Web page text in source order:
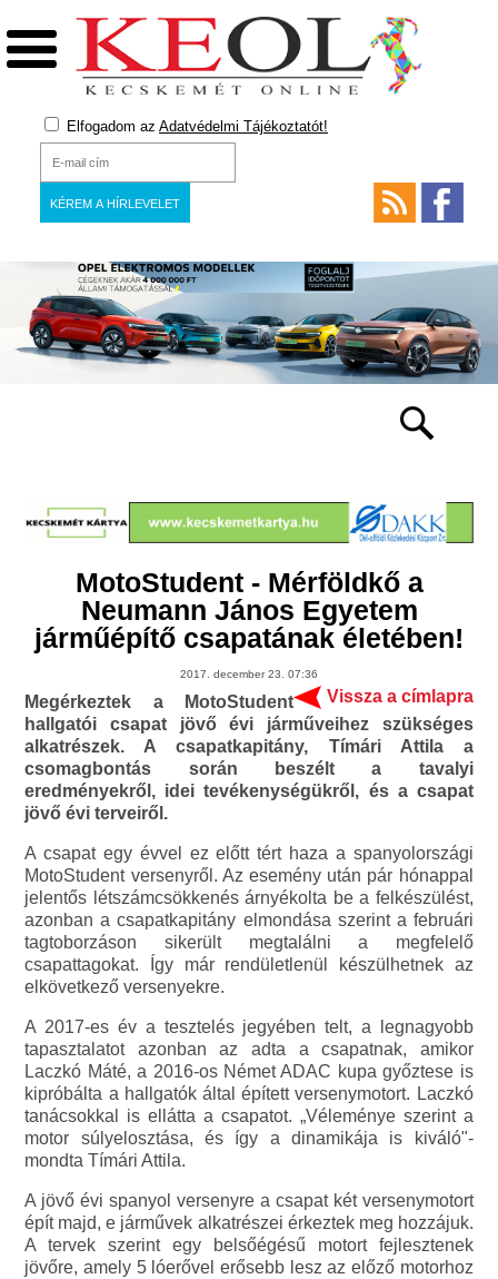
Elfogadom az Adatvédelmi Tájékoztatót!
MotoStudent - Mérföldkő a
Neumann János Egyetem
járműépítő csapatának életében!
2017. december 23. 07:36
Vissza a címlapra
Megérkeztek a MotoStudent
hallgatói csapat jövő évi járműveihez szükséges
alkatrészek. A csapatkapitány, Tímári Attila a
csomagbontás során beszélt a tavalyi
eredményekről, idei tevékenységükről, és a csapat
jövő évi terveiről.
A csapat egy évvel ez előtt tért haza a spanyolországi
MotoStudent versenyről. Az esemény után pár hónappal
jelentős létszámcsökkenés árnyékolta be a felkészülést,
azonban a csapatkapitány elmondása szerint a februári
tagtoborzáson sikerült megtalálni a megfelelő
csapattagokat. Így már rendületlenül készülhetnek az
elkövetkező versenyekre.
A 2017-es év a tesztelés jegyében telt, a legnagyobb
tapasztalatot azonban az adta a csapatnak, amikor
Laczkó Máté, a 2016-os Német ADAC kupa győztese is
kipróbálta a hallgatók által épített versenymotort. Laczkó
tanácsokkal is ellátta a csapatot. „Véleménye szerint a
motor súlyelosztása, és így a dinamikája is kiváló"-
mondta Tímári Attila.
A jövő évi spanyol versenyre a csapat két versenymotort
épít majd, e járművek alkatrészei érkeztek meg hozzájuk.
A tervek szerint egy belsőégésű motort fejlesztenek
jövőre, amely 5 lóerővel erősebb lesz az előző motorhoz